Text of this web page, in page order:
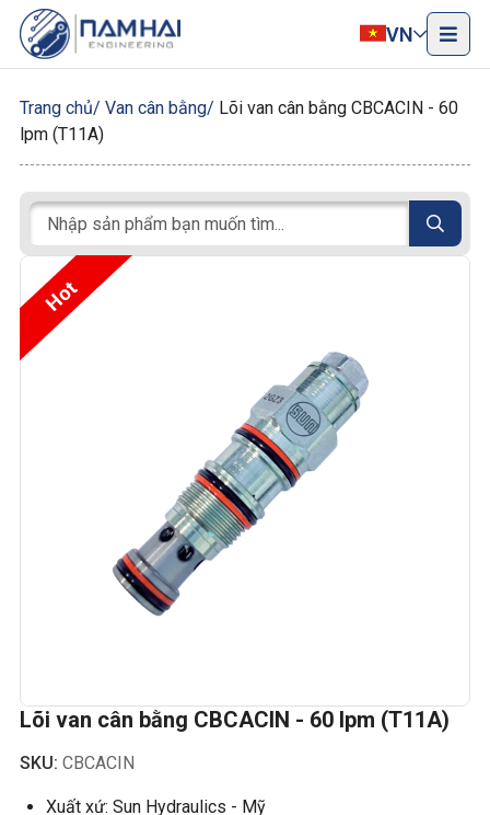
VN
Trang chủ Van cân bằng
Lõi van cân bằng CBCACIN - 60
lpm (T11A)
Hot
Lõi van cân bằng CBCACIN - 60 lpm (T11A)
SKU: CBCACIN
Xuất xứ: Sun Hydraulics - Mỹ